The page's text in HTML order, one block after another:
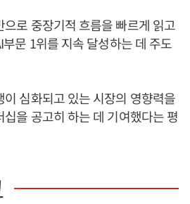
으로 중장기적 흐름을 빠르게 읽고
문 1위를 지속 달성하는 데 주도
심화되고 있는 시장의 영향력을
을 공고히 하는 데 기여했다는 평